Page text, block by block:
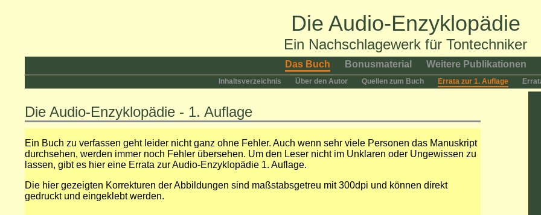
Die Audio-Enzyklopädie
Ein Nachschlagewerk für Tontechniker
Das Buch Bonusmaterial Weitere Publikationen
Inhaltsverzeichnis Über den Autor Quellen zum Buch Errata zur 1. Auflage
Die Audio-Enzyklopädie - 1. Auflage
Ein Buch zu verfassen geht leider nicht ganz ohne Fehler. Auch wenn sehr viele Personen das Manuskript
durchsehen, werden immer noch Fehler übersehen. Um den Leser nicht im Unklaren oder Ungewissen zu
lassen, gibt es hier eine Errata zur Audio-Enzyklopädie 1. Auflage.
Die hier gezeigten Korrekturen der Abbildungen sind maßstabsgetreu mit 300dpi und können direkt
gedruckt und eingeklebt werden.